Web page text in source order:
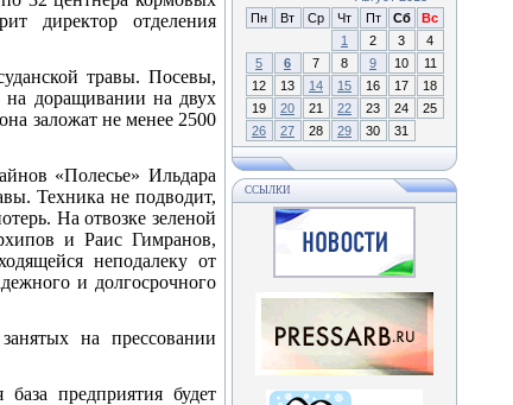
директор отделения
травы. Посевы,
на доращивании на двух
заложат не менее 2500
«Полесье» Ильдара
Техника не подводит,
На отвозке зеленой
и Раис Гимранов,
неподалеку от
и долгосрочного
на прессовании
предприятия будет
Пн
Вт Ср Чт Пт Сб
Вс
1
2 3
4
5
6 7 8 9 10
11
12
13 14 15 16 17
18
19
20 21 22 23 24
25
26
27 28 29 30 31
ССЫЛКИ